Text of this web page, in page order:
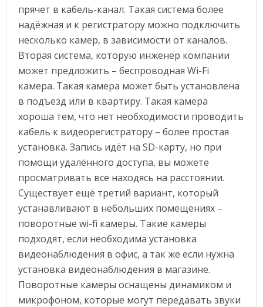
прячет в кабель-канал. Такая система более
надёжная и к регистратору можно подключить
несколько камер, в зависимости от каналов.
Вторая система, которую инженер компании
может предложить – беспроводная Wi-Fi
камера. Такая камера может быть установлена
в подъезд или в квартиру. Такая камера
хороша тем, что нет необходимости проводить
кабель к видеорегистратору – более простая
установка. Запись идёт на SD-карту, но при
помощи удалённого доступа, вы можете
просматривать все находясь на расстоянии.
Существует ещё третий вариант, который
устанавливают в небольших помещениях –
поворотные wi-fi камеры. Такие камеры
подходят, если необходима установка
видеонаблюдения в офис, а так же если нужна
установка видеонаблюдения в магазине.
Поворотные камеры оснащены динамиком и
микрофоном, которые могут передавать звуки